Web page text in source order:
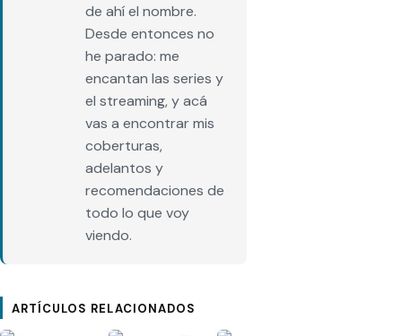
de ahí el nombre.
Desde entonces no
he parado: me
encantan las series y
el streaming, y acá
vas a encontrar mis
coberturas,
adelantos y
recomendaciones de
todo lo que voy
viendo.
ARTÍCULOS RELACIONADOS